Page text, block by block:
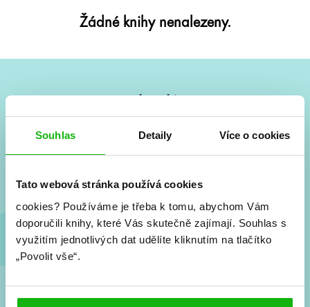
Souhlas Detaily Více o cookies
Tato webová stránka používá cookies
cookies? Používáme je třeba k tomu, abychom Vám
doporučili knihy, které Vás skutečně zajímají. Souhlas s
využitím jednotlivých dat udělíte kliknutím na tlačítko
„Povolit vše“.
Žádné knihy nenalezeny.
Vše kolem #youngadult každý měsíc rovnou do mailu!
a seriálové adaptace a další.
Souhlasím spodmínkami zpracování osobních údajů